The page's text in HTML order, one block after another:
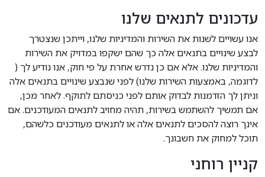
עדכונים לתנאים שלנו
אנו עשויים לשנות את השירות והמדיניות שלנו, וייתכן שנצטרך
לבצע שינויים בתנאים אלה כך שהם ישקפו במדויק את השירות
והמדיניות שלנו. אלא אם כן נדרש אחרת על פי חוק, אנו נודיע לך (
לדוגמה, באמצעות השירות שלנו) לפני שנבצע שינויים בתנאים אלה
וניתן לך הזדמנות לבדוק אותם לפני כניסתם לתוקף. לאחר מכן,
אם תמשיך להשתמש בשירות, תהיה מחויב לתנאים המעודכנים. אם
אינך רוצה להסכים לתנאים אלה או לתנאים מעודכנים כלשהם,
תוכל למחוק את חשבונך.
קניין רוחני